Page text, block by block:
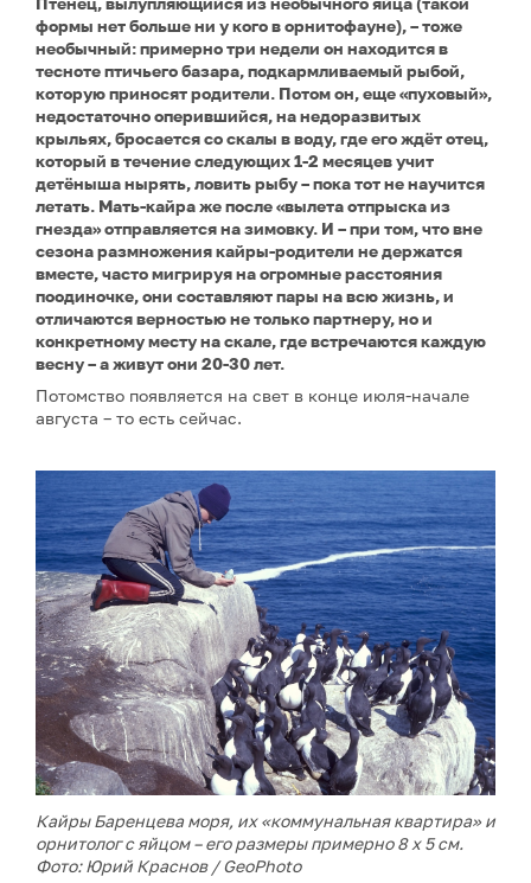
формы нет больше ни у кого в орнитофауне), – тоже
необычный: примерно три недели он находится в
тесноте птичьего базара, подкармливаемый рыбой,
которую приносят родители. Потом он, еще «пуховый»,
недостаточно оперившийся, на недоразвитых
крыльях, бросается со скалы в воду, где его ждёт отец,
который в течение следующих 1-2 месяцев учит
детёныша нырять, ловить рыбу – пока тот не научится
летать. Мать-кайра же после «вылета отпрыска из
гнезда» отправляется на зимовку. И – при том, что вне
сезона размножения кайры-родители не держатся
вместе, часто мигрируя на огромные расстояния
поодиночке, они составляют пары на всю жизнь, и
отличаются верностью не только партнеру, но и
конкретному месту на скале, где встречаются каждую
весну – а живут они 20-30 лет.
Потомство появляется на свет в конце июля-начале
августа – то есть сейчас.
Кайры Баренцева моря, их «коммунальная квартира» и
орнитолог с яйцом – его размеры примерно 8 х 5 см.
Фото: Юрий Краснов / GeoPhoto